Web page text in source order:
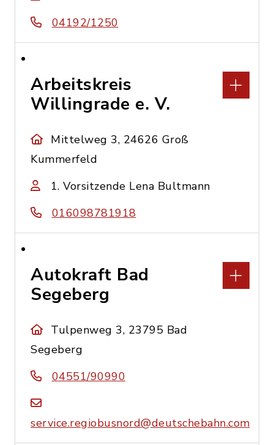
04192/1250
Arbeitskreis
Willingrade e. V.
Mittelweg 3, 24626 Groß
Kummerfeld
1. Vorsitzende Lena Bultmann
016098781918
Autokraft Bad
Segeberg
Tulpenweg 3, 23795 Bad
Segeberg
04551/90990
service.regiobusnord@deutschebahn.com